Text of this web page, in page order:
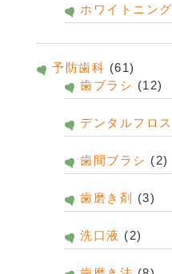
ホワイトニング
予防歯科 (61)
歯ブラシ (12)
デンタルフロス
歯間ブラシ (2)
歯磨き剤 (3)
洗口液 (2)